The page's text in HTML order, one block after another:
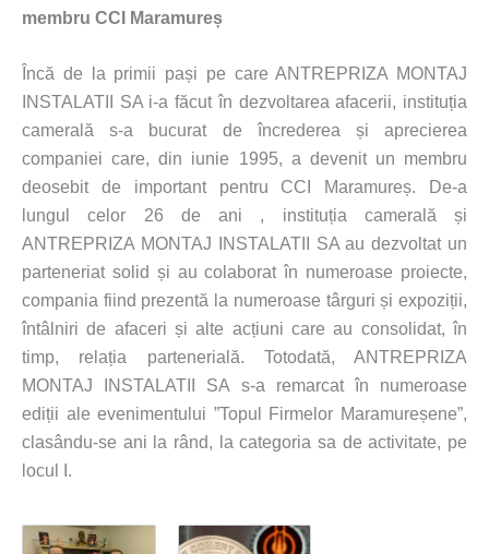
membru CCI Maramureș
Încă de la primii pași pe care ANTREPRIZA MONTAJ
INSTALATII SA i-a făcut în dezvoltarea afacerii, instituția
camerală s-a bucurat de încrederea și aprecierea
companiei care, din iunie 1995, a devenit un membru
deosebit de important pentru CCI Maramureș. De-a
lungul celor 26 de ani , instituția camerală și
ANTREPRIZA MONTAJ INSTALATII SA au dezvoltat un
parteneriat solid și au colaborat în numeroase proiecte,
compania fiind prezentă la numeroase târguri și expoziții,
întâlniri de afaceri și alte acțiuni care au consolidat, în
timp, relația partenerială. Totodată, ANTREPRIZA
MONTAJ INSTALATII SA s-a remarcat în numeroase
ediții ale evenimentului ”Topul Firmelor Maramureșene”,
clasându-se ani la rând, la categoria sa de activitate, pe
locul I.